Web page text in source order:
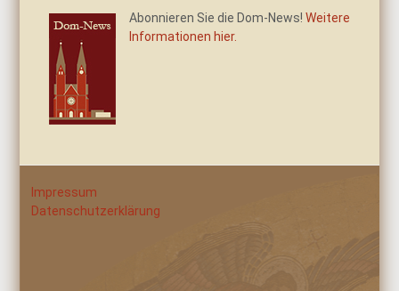
Abonnieren Sie die Dom-News!Weitere
Informationen hier.
Impressum
Datenschutzerklärung